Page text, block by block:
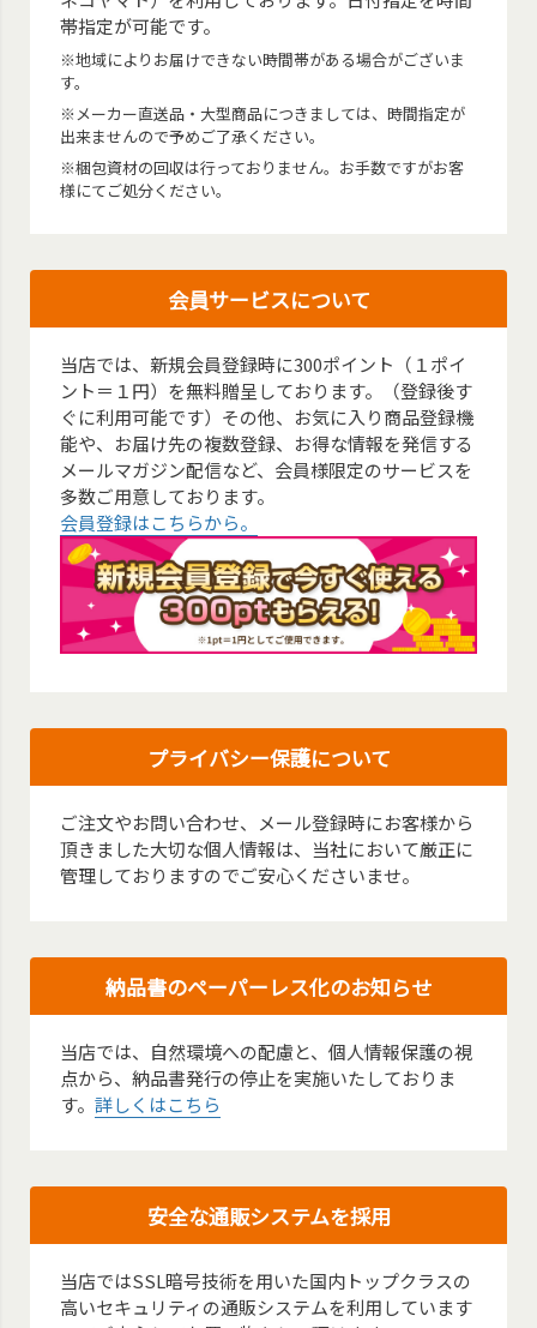
帯指定が可能です。
※地域によりお届けできない時間帯がある場合がございま
す。
※メーカー直送品・大型商品につきましては、時間指定が
出来ませんので予めご了承ください。
※梱包資材の回収は行っておりません。お手数ですがお客
様にてご処分ください。
会員サービスについて
当店では、新規会員登録時に300ポイント（１ポイ
ント＝１円）を無料贈呈しております。（登録後す
ぐに利用可能です）その他、お気に入り商品登録機
能や、お届け先の複数登録、お得な情報を発信する
メールマガジン配信など、会員様限定のサービスを
多数ご用意しております。
会員登録はこちらから。
プライバシー保護について
ご注文やお問い合わせ、メール登録時にお客様から
頂きました大切な個人情報は、当社において厳正に
管理しておりますのでご安心くださいませ。
納品書のペーパーレス化のお知らせ
当店では、自然環境への配慮と、個人情報保護の視
点から、納品書発行の停止を実施いたしておりま
す。詳しくはこちら
安全な通販システムを採用
当店ではSSL暗号技術を用いた国内トップクラスの
高いセキュリティの通販システムを利用しています